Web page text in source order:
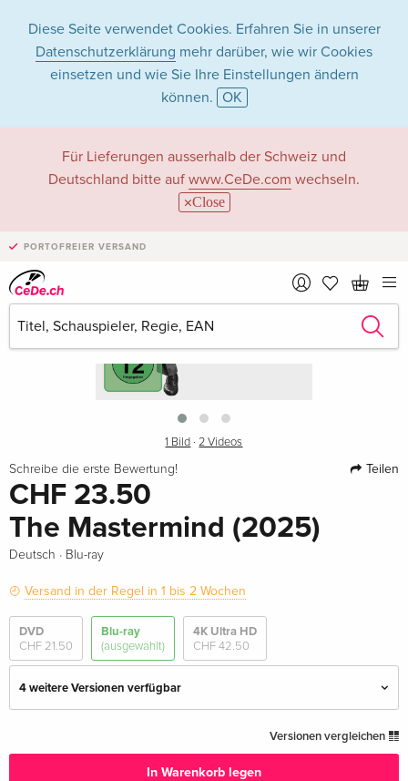
Diese Seite verwendet Cookies. Erfahren Sie in unserer
Datenschutzerklärung mehr darüber, wie wir Cookies
einsetzen und wie Sie Ihre Einstellungen ändern
können. OK
Für Lieferungen ausserhalb der Schweiz und
Deutschland bitte auf www.CeDe.com wechseln.
Close
PORTOFREIER VERSAND
›
1 Bild ·2 Videos
Schreibe die erste Bewertung! Teilen
CHF 23.50
The Mastermind (2025)
Deutsch · Blu-ray
Versand in der Regel in 1 bis 2 Wochen
DVD
CHF 21.50
Blu-ray
(ausgewählt)
4K Ultra HD
CHF 42.50
4 weitere Versionen verfügbar
Deutsch
CHF 23.50
Versionen vergleichen
In Warenkorb legen